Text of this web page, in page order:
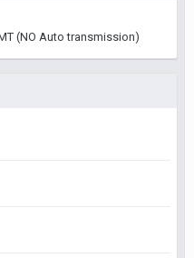
(NO Auto transmission)